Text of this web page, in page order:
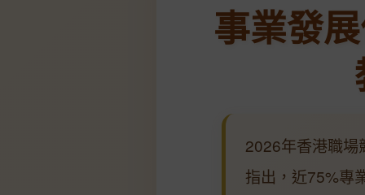
事業發
2026年香港職場
指出，近75%專